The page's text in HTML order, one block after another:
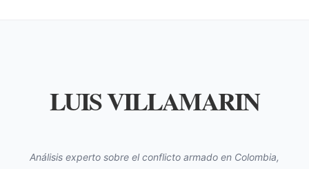
LUIS VILLAMARIN
Análisis experto sobre el conflicto armado en Colombia,